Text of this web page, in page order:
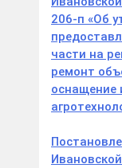
206-п «Об
части на
ремонт
оснащение